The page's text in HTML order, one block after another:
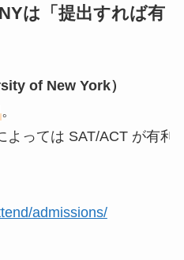
は「提出すれば有
of New York）
。
よっては SAT/ACT が有利
admissions/